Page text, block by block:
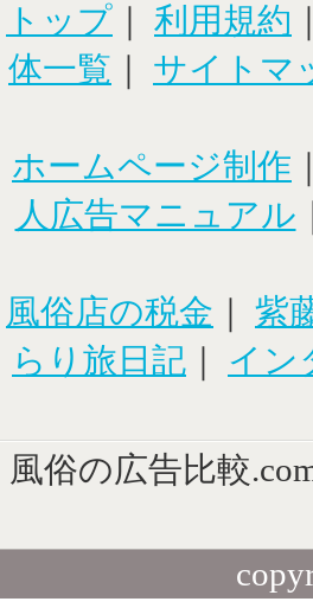
トップ ｜ 利用規約 ｜
体一覧 ｜ サイトマ
ホームページ制作 ｜
人広告マニュアル
風俗店の税金 ｜ 紫
らり旅日記 ｜ イン
風俗の広告比較